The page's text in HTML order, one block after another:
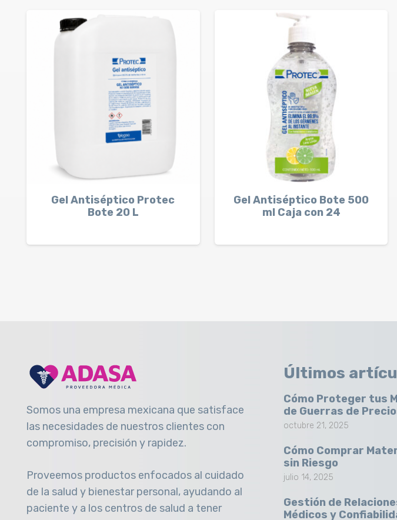
Gel Antiséptico Protec
Bote 20 L
Gel Antiséptico Bote 500
ml Caja con 24
Somos una empresa mexicana que satisface
las necesidades de nuestros clientes con
compromiso, precisión y rapidez.
Proveemos productos enfocados al cuidado
de la salud y bienestar personal, ayudando al
paciente y a los centros de salud a tener
Últimos
Cómo Proteger tus
de Guerras de
octubre 21, 2025
Cómo Comprar
sin Riesgo
julio 14, 2025
Gestión de
Médicos y